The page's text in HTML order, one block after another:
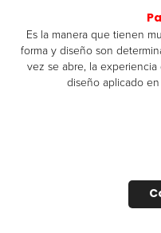
Es la manera que tienen
forma y diseño son
vez se abre, la
diseño aplicado